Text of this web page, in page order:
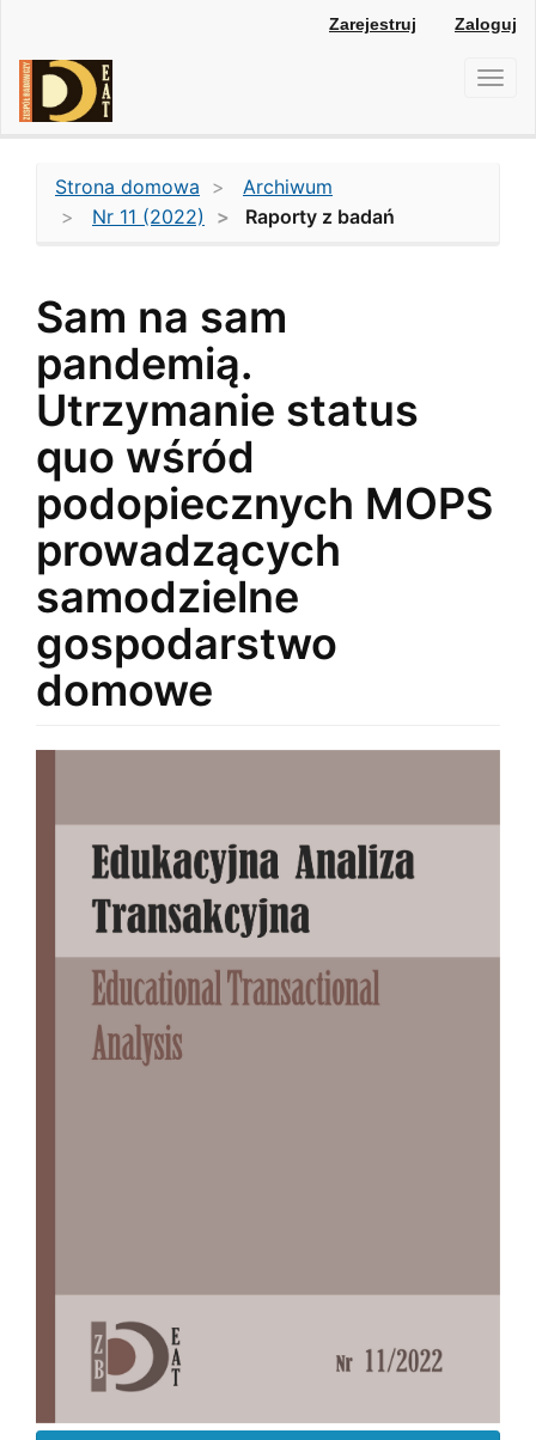
Main
Content
Sidebar
Zarejestruj Zaloguj
Strona domowa
Archiwum
Nr 11 (2022)
Raporty z badań
Sam na sam
pandemią.
Utrzymanie status
quo wśród
podopiecznych MOPS
prowadzących
samodzielne
gospodarstwo
domowe